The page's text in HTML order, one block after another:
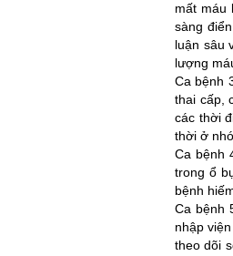
mất máu
sàng
luận sâu
lượng
Ca bệnh
thai cấp,
các thời
thời ở
Ca bệnh
trong ổ
bệnh
Ca bệnh
nhập
theo dõi